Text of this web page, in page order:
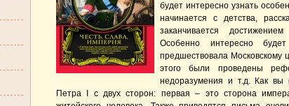
будет интересно узнать
начинается с детства,
заканчивается
Особенно интересно
предшествовала Московскому
этого были проведены
недоразумения и т.д. Как вы
Петра I с двух сторон: первая – это сторона